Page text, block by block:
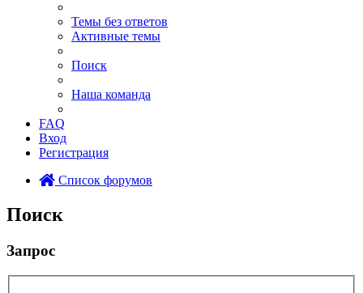
Темы без ответов
Активные темы
Поиск
Наша команда
FAQ
Вход
Регистрация
Список форумов
Поиск
Запрос